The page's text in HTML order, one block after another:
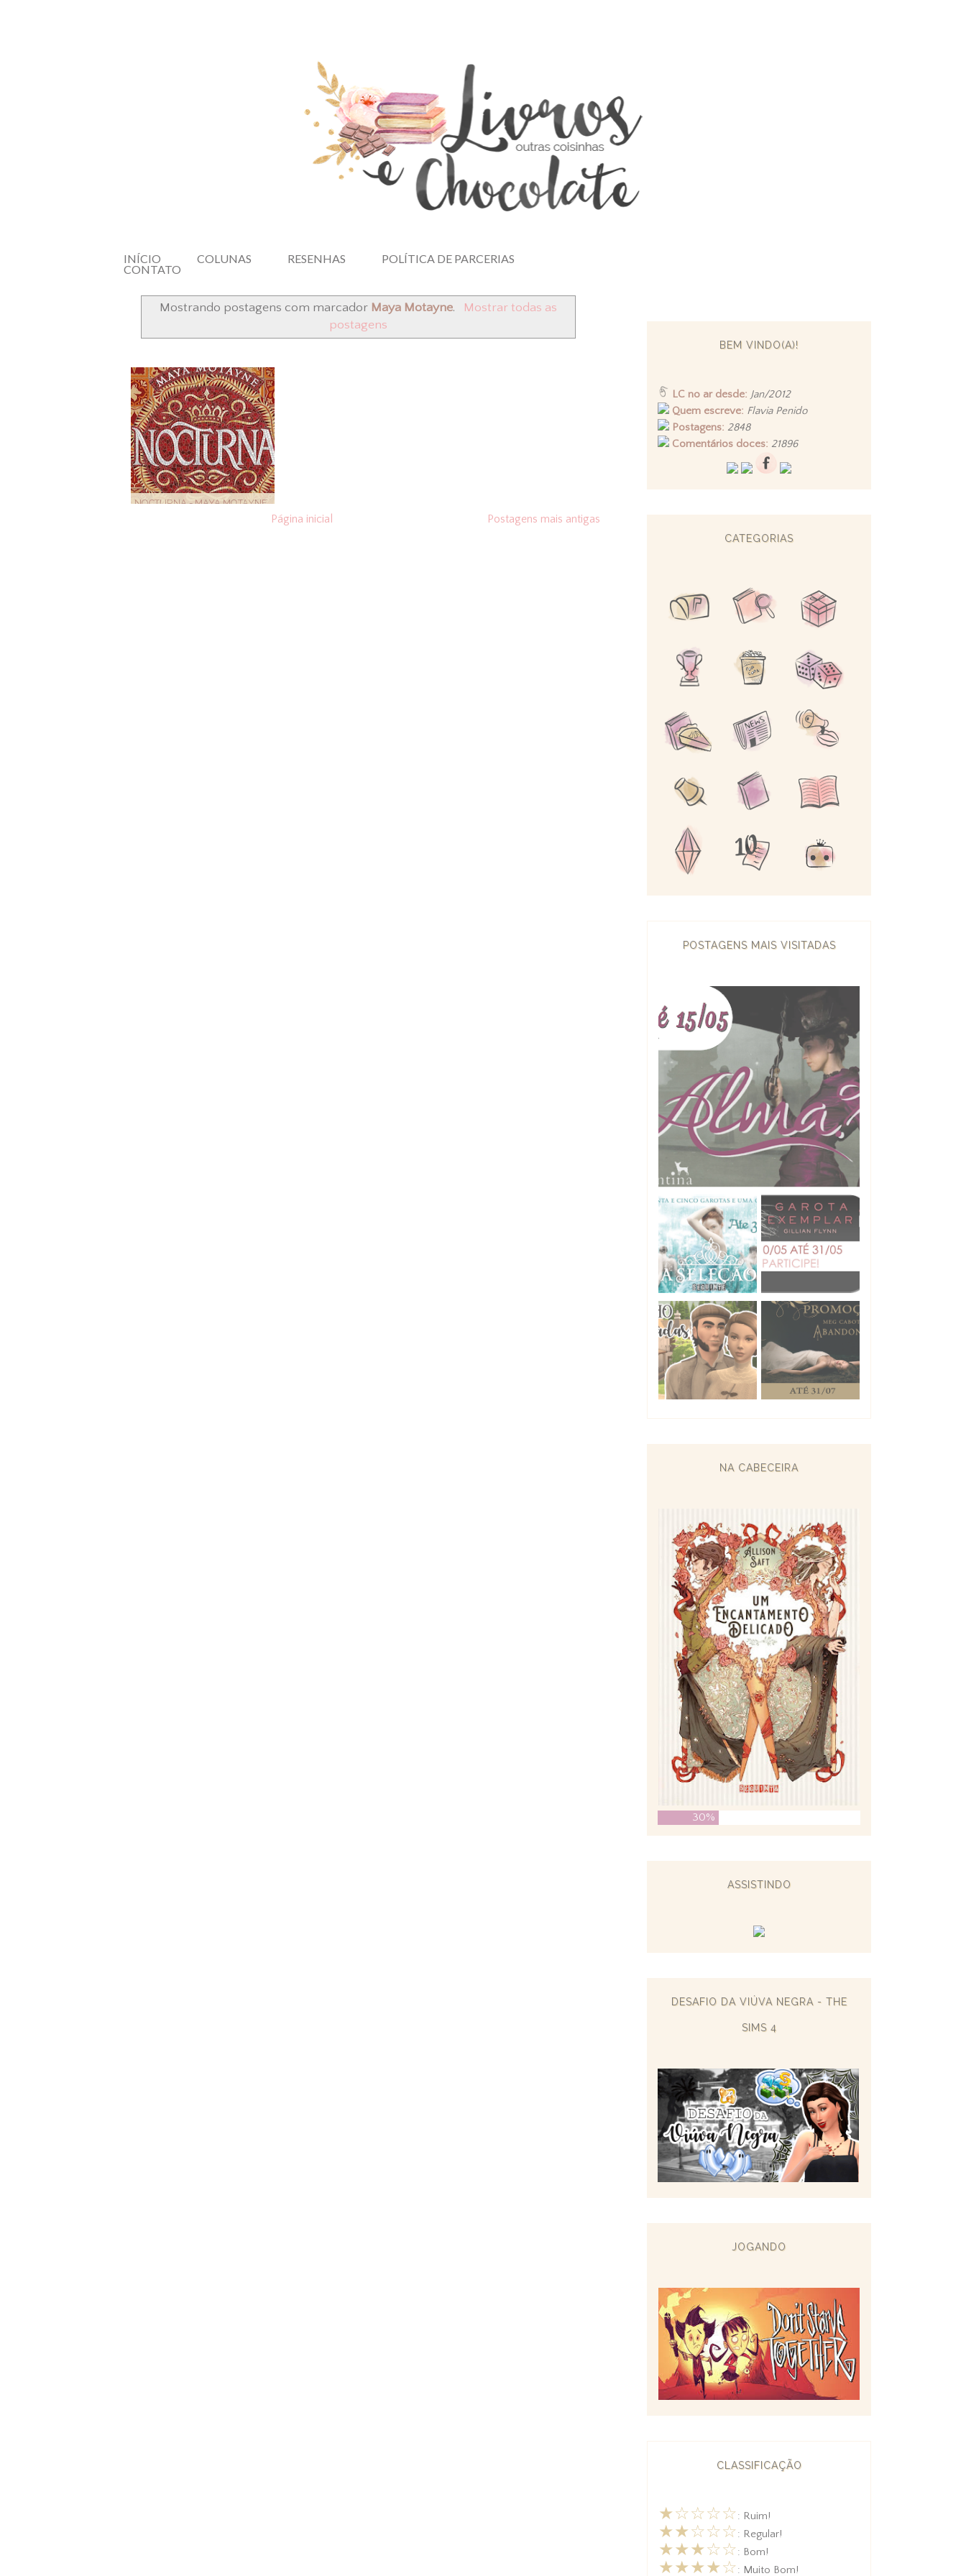
INÍCIO COLUNAS RESENHAS POLÍTICA DE PARCERIAS
CONTATO
Mostrando postagens com marcador Maya Motayne.
Mostrar todas as
postagens
NOCTURNA - MAYA MOTAYNE
Postagens mais antigas
Página inicial
BEM VINDO(A)!
LC no ar desde: Jan/2012
Quem escreve: Flavia Penido
Postagens: 2848
Comentários doces: 21896
CATEGORIAS
POSTAGENS MAIS VISITADAS
NA CABECEIRA
30%
ASSISTINDO
DESAFIO DA VIÚVA NEGRA - THE
SIMS 4
JOGANDO
CLASSIFICAÇÃO
★☆☆☆☆: Ruim!
★★☆☆☆: Regular!
★★★☆☆: Bom!
★★★★☆: Muito Bom!